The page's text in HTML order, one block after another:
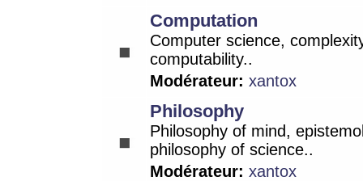
Computation
Computer science,
computability..
Modérateur: xantox
Philosophy
Philosophy of mind,
philosophy of science..
Modérateur: xantox